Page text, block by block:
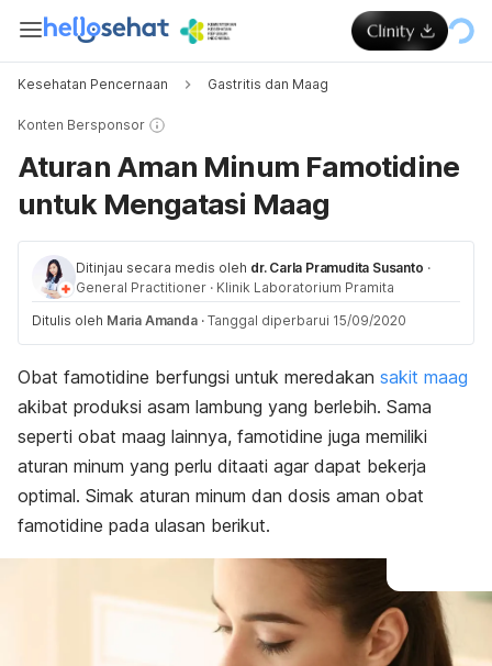
Kesehatan Pencernaan Gastritis dan Maag
Konten Bersponsor
Aturan Aman Minum Famotidine
untuk Mengatasi Maag
Ditinjau secara medis oleh dr. Carla Pramudita Susanto ·
General Practitioner · Klinik Laboratorium Pramita
Ditulis oleh Maria Amanda · Tanggal diperbarui 15/09/2020
Obat famotidine berfungsi untuk meredakan sakit maag
akibat produksi asam lambung yang berlebih. Sama
seperti obat maag lainnya, famotidine juga memiliki
aturan minum yang perlu ditaati agar dapat bekerja
optimal. Simak aturan minum dan dosis aman obat
famotidine pada ulasan berikut.